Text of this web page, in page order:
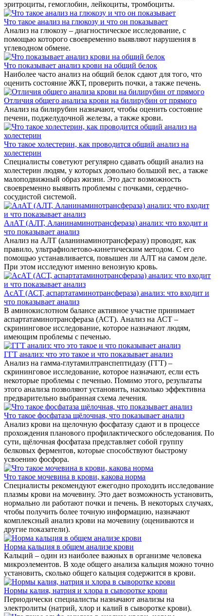
эритроциты, гемоглобин, лейкоциты, тромбоциты.
Что такое анализ на глюкозу и что он показывает
Анализ на глюкозу – диагностическое исследование, с
помощью которого своевременно выявляют нарушения в
углеводном обмене.
Что показывает анализ крови на общий белок
Наиболее часто анализ на общий белок сдают для того, что
оценить состояние ЖКТ, проверить почки, а также печень.
Отличия общего анализа крови на билирубин от прямого
Анализ на билирубин назначают, чтобы оценить состояние
печени, поджелудочной железы, а также крови.
Что такое холестерин, как проводится общий анализ на
холестерин
Специалисты советуют регулярно сдавать общий анализ на
холестерин людям, у которых довольно большой вес, а также
малоподвижный образ жизни. Это даст возможность
своевременно выявить проблемы с почками, сердечно-
сосудистой системой.
АлАТ (АЛТ, Аланинаминотрансфераза) анализ: что входит и
что показывает анализ
Анализ на АЛТ (аланинаминотрансферазу) проводят, как
правило, ультрафиолетово-кинетическим методом. С его
помощью устанавливается, повышен ли АЛТ на самом деле.
При этом исследуют именно венозную кровь.
АсАТ (АСТ, аспартатаминотрансфераза) анализ: что входит и
что показывает анализ
В аминокислотном балансе активное участие принимает
аспартатаминотрансфераза (АСТ). Анализ на АСТ –
скрининговое исследование, которое назначают людям,
имеющим проблемы с печенью.
ГГТ анализ: что это такое и что показывает анализ
Анализ на гамма-глутамилтранспептидазу (ГГТ) –
скрининговое исследование, которое назначают, если есть
некоторые проблемы с печенью. Помимо этого, результаты
этого анализа позволяют установить, насколько эффективна
предварительно выбранная схема лечения.
Что такое фосфатаза щёлочная, что показывает анализ
Анализ крови на щелочную фосфатазу сдают и в процессе
прохождения планового профилактического обследования. По
сути, щёлочная фосфатаза представляет собой группу
белковых ферментов, которые способствуют быстрому
усвоению фосфора.
Что такое мочевина в крови, какова норма
Специалисты рекомендуют ежегодно проходить исследование
плазмы крови на мочевину. Это дает возможность установить,
нормально ли работают почки и печень. В некоторых случаях,
чтобы получить более точную информацию, назначают
комплексный анализ крови на мочевину (оцениваются и
другие показатели).
Норма кальция в общем анализе крови
Кальций – один из наиболее важных в организме человека
микроэлементов. В ходе общего анализа кальция можно точно
установить, сколько общего кальция содержится в крови.
Нормы калия, натрия и хлора в сыворотке крови
Периодически специалисты назначают анализы на
электролиты (натрий, хлор и калий в сыворотке крови).